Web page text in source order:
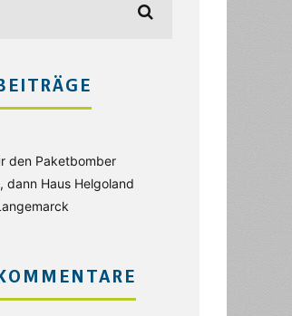
den Paketbomber
dann Haus Helgoland